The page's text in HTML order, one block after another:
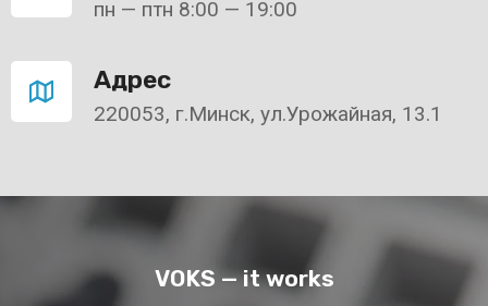
пн — птн 8:00 — 19:00
Адрес
220053, г.Минск, ул.Урожайная, 13.1
VOKS — it works